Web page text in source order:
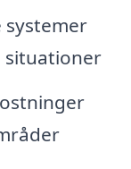
systemer
situationer